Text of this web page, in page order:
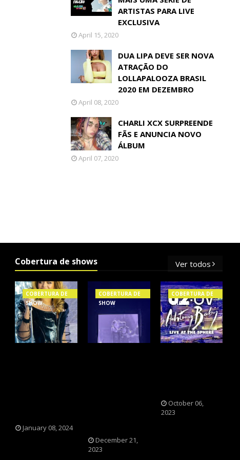
ARTISTAS PARA LIVE
EXCLUSIVA
April 15, 2020
DUA LIPA DEVE SER NOVA
ATRAÇÃO DO
LOLLAPALOOZA BRASIL
2020 EM DEZEMBRO
April 08, 2020
CHARLI XCX SURPREENDE
FÃS E ANUNCIA NOVO
ÁLBUM
April 07, 2020
Cobertura de shows Ver todos
COBERTURA DE
SHOW
January 08, 2024
COBERTURA DE
SHOW
December 21,
2023
COBERTURA DE
SHOW
October 06,
2023